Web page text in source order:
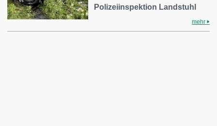
Polizeiinspektion Landstuhl
mehr